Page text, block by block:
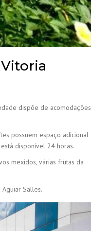
dispõe de acomodações
possuem espaço adicional
disponível 24 horas.
mexidos, várias frutas da
Salles.